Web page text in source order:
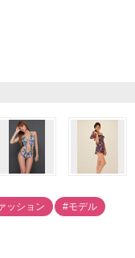
ッション #モデル